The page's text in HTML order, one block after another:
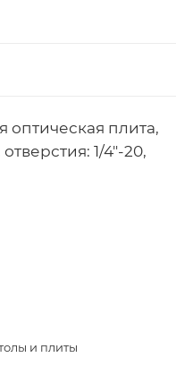
оптическая плита,
1/4"-20,
и плиты